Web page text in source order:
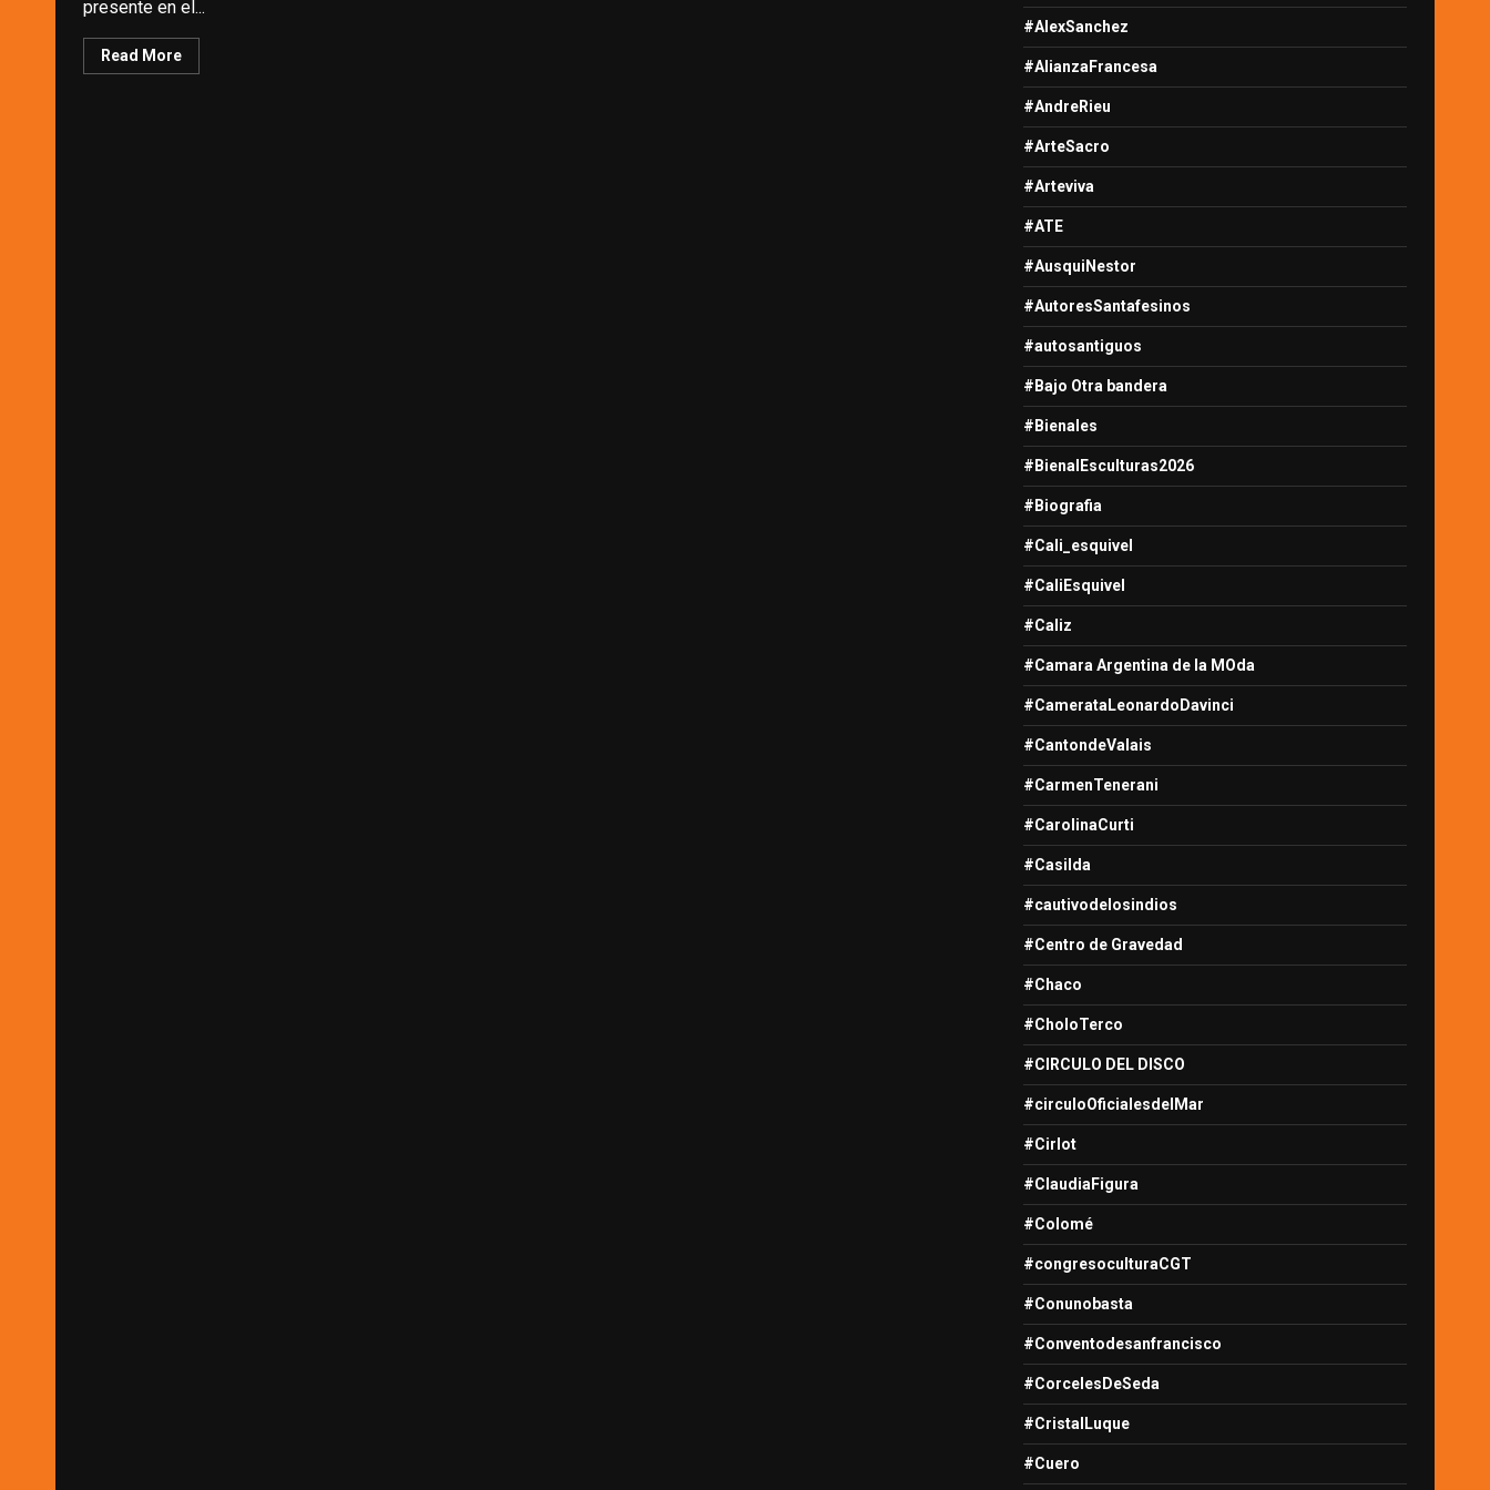
presente en el...
Read More
#AlexSanchez
#AlianzaFrancesa
#AndreRieu
#ArteSacro
#Arteviva
#ATE
#AusquiNestor
#AutoresSantafesinos
#autosantiguos
#Bajo Otra bandera
#Bienales
#BienalEsculturas2026
#Biografia
#Cali_esquivel
#CaliEsquivel
#Caliz
#Camara Argentina de la MOda
#CamerataLeonardoDavinci
#CantondeValais
#CarmenTenerani
#CarolinaCurti
#Casilda
#cautivodelosindios
#Centro de Gravedad
#Chaco
#CholoTerco
#CIRCULO DEL DISCO
#circuloOficialesdelMar
#Cirlot
#ClaudiaFigura
#Colomé
#congresoculturaCGT
#Conunobasta
#Conventodesanfrancisco
#CorcelesDeSeda
#CristalLuque
#Cuero